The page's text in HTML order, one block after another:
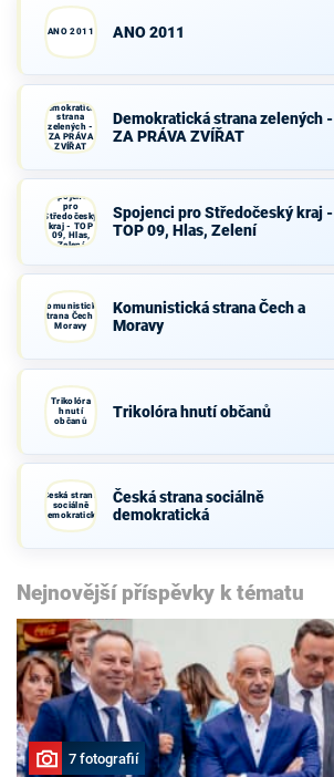
ANO 2011 ANO 2011
Demokratická
strana
zelených -
ZA PRÁVA
ZVÍŘAT
Demokratická strana zelených -
ZA PRÁVA ZVÍŘAT
Spojenci
pro
Středočeský
kraj - TOP
09, Hlas,
Zelení
Spojenci pro Středočeský kraj -
TOP 09, Hlas, Zelení
Komunistická
strana Čech a
Moravy
Komunistická strana Čech a
Moravy
Trikolóra
hnutí
občanů
Trikolóra hnutí občanů
Česká strana
sociálně
demokratická
Česká strana sociálně
demokratická
Nejnovější příspěvky k tématu
7 fotografií